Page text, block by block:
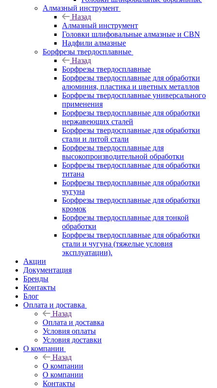
Алмазный инструмент
Назад
Алмазный инструмент
Головки шлифовальные алмазные и CBN
Надфили алмазные
Борфрезы твердосплавные
Назад
Борфрезы твердосплавные
Борфрезы твердосплавные для обработки
алюминия, пластика и цветных металлов
Борфрезы твердосплавные универсального
применения
Борфрезы твердосплавные для обработки
нержавеющих сталей
Борфрезы твердосплавные для обработки
стали и литой стали
Борфрезы твердосплавные для
высокопроизводительной обработки
Борфрезы твердосплавные для обработки
титана
Борфрезы твердосплавные для обработки
чугуна
Борфрезы твердосплавные для обработки
кромок
Борфрезы твердосплавные для тонкой
обработки
Борфрезы твердосплавные для обработки
стали и чугуна (тяжелые условия
эксплуатации).
Акции
Документация
Бренды
Контакты
Блог
Оплата и доставка
Назад
Оплата и доставка
Условия оплаты
Условия доставки
О компании
Назад
О компании
О компании
Контакты